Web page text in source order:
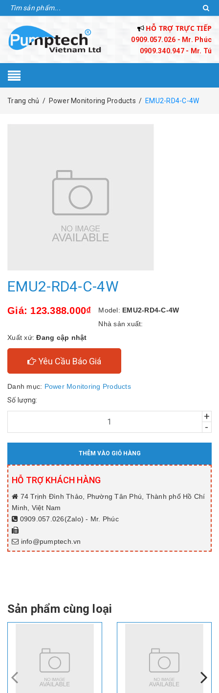
HỖ TRỢ TRỰC TIẾP
0909.057.026 - Mr. Phúc
0909.340.947 - Mr. Tú
Trang chủ / Power Monitoring Products / EMU2-RD4-C-4W
EMU2-RD4-C-4W
Giá: 123.388.000₫ Model: EMU2-RD4-C-4W
Nhà sản xuất:
Xuất xứ:Đang cập nhật
Yêu Cầu Báo Giá
Danh mục: Power Monitoring Products
Số lượng:
+
-
THÊM VÀO GIỎ HÀNG
HỖ TRỢ KHÁCH HÀNG
74 Trịnh Đình Thảo, Phường Tân Phú, Thành phố Hồ Chí
Minh, Việt Nam
0909.057.026(Zalo) - Mr. Phúc
info@pumptech.vn
Sản phẩm cùng loại